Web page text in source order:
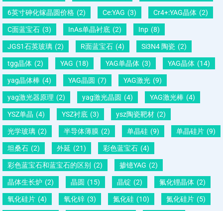
6英寸砷化镓晶圆价格 (2) Ce:YAG (3) Cr4+:YAG晶体 (2)
C面蓝宝石 (3) InAs单晶衬底 (2) Inp (8)
JGS1石英玻璃 (2) R面蓝宝石 (4) Si3N4 陶瓷 (2)
tgg晶体 (2) YAG (18) YAG单晶体 (3) YAG晶体 (14)
yag晶体棒 (4) YAG晶圆 (7) YAG激光 (9)
yag激光器原理 (2) yag激光晶圆 (4) YAG激光棒 (4)
YSZ单晶 (4) YSZ衬底 (3) ysz陶瓷靶材 (2)
光学玻璃 (2) 半导体薄膜 (2) 单晶硅 (9) 单晶硅片 (9)
坦桑石 (2) 外延 (21) 彩色蓝宝石 (4)
彩色蓝宝石和蓝宝石的区别 (2) 掺镱YAG (2)
晶体生长炉 (2) 晶圆 (15) 晶锭 (2) 氟化锂晶体 (2)
氧化硅片 (4) 氧化锌 (3) 氮化硅 (10) 氮化硅片 (5)